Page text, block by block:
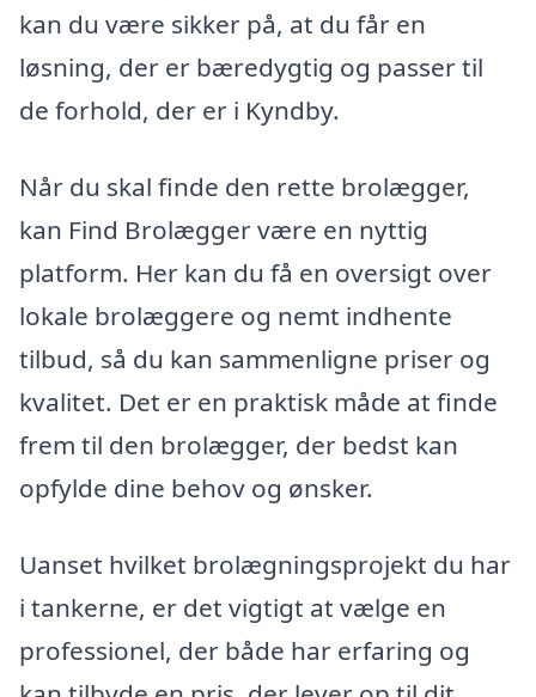
kan du være sikker på, at du får en
løsning, der er bæredygtig og passer til
de forhold, der er i Kyndby.
Når du skal finde den rette brolægger,
kan Find Brolægger være en nyttig
platform. Her kan du få en oversigt over
lokale brolæggere og nemt indhente
tilbud, så du kan sammenligne priser og
kvalitet. Det er en praktisk måde at finde
frem til den brolægger, der bedst kan
opfylde dine behov og ønsker.
Uanset hvilket brolægningsprojekt du har
i tankerne, er det vigtigt at vælge en
professionel, der både har erfaring og